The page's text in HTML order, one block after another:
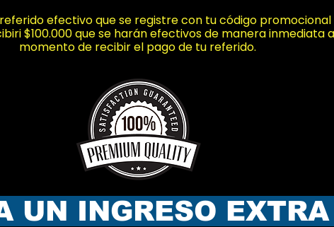
efectivo que se registre con tu código promocional
$100.000 que se harán efectivos de manera inmediata
momento de recibir el pago de tu referido.
UN INGRESO